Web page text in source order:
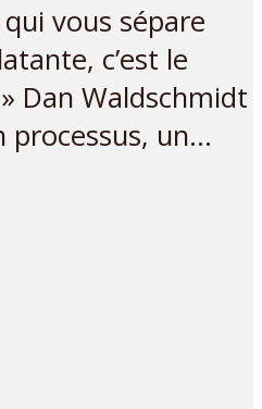
vous sépare
c’est le
Dan Waldschmidt
processus, un...